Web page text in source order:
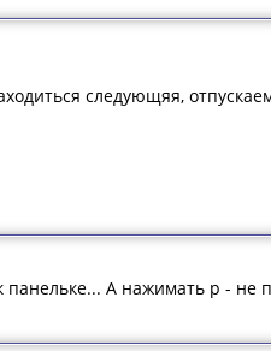
следующяя,
А нажимать p - не